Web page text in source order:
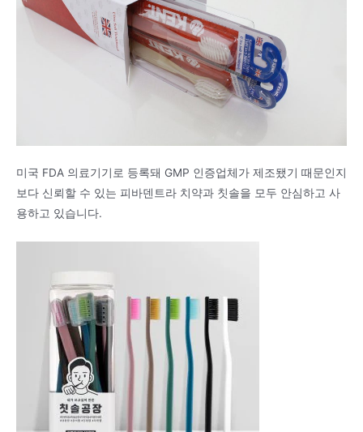
미국 FDA 의료기기로 등록돼 GMP 인증업체가 제조됐기 때문인지
보다 신뢰할 수 있는 피바덴트라 치약과 칫솔을 모두 안심하고 사
용하고 있습니다.